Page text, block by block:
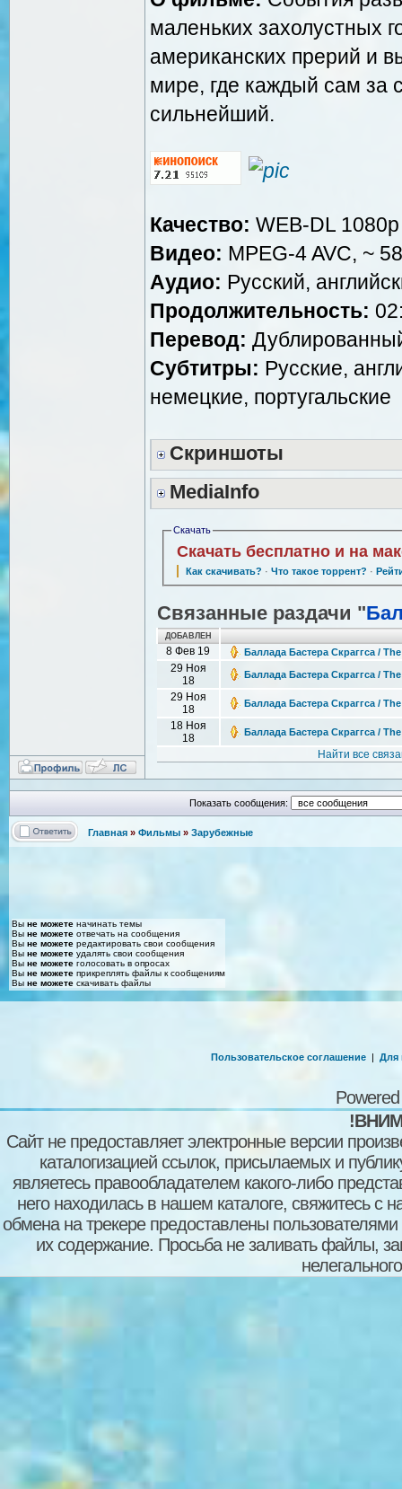
маленьких захолустных
американских прерий и
мире, где каждый сам за
сильнейший.
Качество: WEB-DL 1080p
Видео: MPEG-4 AVC, ~
Аудио: Русский,
Продолжительность:
Перевод:
Субтитры: Русские,
немецкие, португальские
Скриншоты
MediaInfo
Скачать
Скачать бесплатно и на
Как скачивать? · Что такое торрент? ·
Связанные раздачи "
ДОБАВЛЕН
8 Фев 19 Баллада Бастера Скраггса /
29 Ноя
18
Баллада Бастера Скраггса /
29 Ноя
18
Баллада Бастера Скраггса /
18 Ноя
18
Баллада Бастера Скраггса /
Найти все
Показать сообщения:
Главная » Фильмы » Зарубежные
Вы не можете начинать темы
Вы не можете отвечать на сообщения
Вы не можете редактировать свои сообщения
Вы не можете удалять свои сообщения
Вы не можете голосовать в опросах
Вы не можете прикреплять файлы к сообщениям
Вы не можете скачивать файлы
Пользовательское соглашение | Для
Сайт не предоставляет электронные версии
каталогизацией ссылок, присылаемых и
являетесь правообладателем какого-либо
него находилась в нашем каталоге, свяжитесь
обмена на трекере предоставлены пользователями
их содержание. Просьба не заливать файлы,